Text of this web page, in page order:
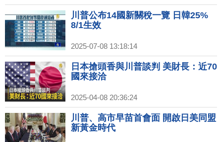
川普公布14國新關稅一覽 日韓25%
8/1生效
2025-07-08 13:18:14
日本搶頭香與川普談判 美財長：近70
國來接洽
2025-04-08 20:36:24
川普、高市早苗首會面 開啟日美同盟
新黃金時代